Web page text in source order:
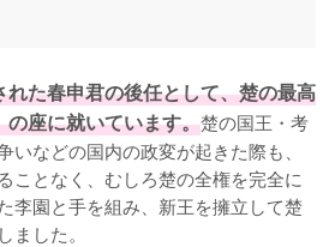
た春申君の後任として、楚の最高
座に就いています。楚の国王・考
いなどの国内の政変が起きた際も、
ことなく、むしろ楚の全権を完全に
李園と手を組み、新王を擁立して楚
した。